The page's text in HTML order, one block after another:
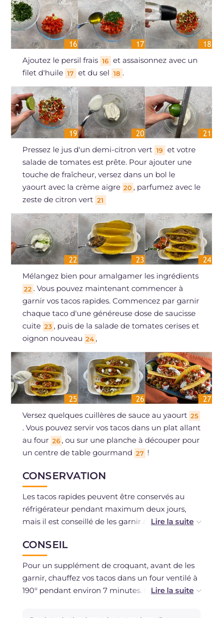
Ajoutez le persil frais 16 et assaisonnez avec un
filet d'huile 17 et du sel 18 .
Pressez le jus d'un demi-citron vert 19 et votre
salade de tomates est prête. Pour ajouter une
touche de fraîcheur, versez dans un bol le
yaourt avec la crème aigre 20 , parfumez avec le
zeste de citron vert 21
Mélangez bien pour amalgamer les ingrédients
22 . Vous pouvez maintenant commencer à
garnir vos tacos rapides. Commencez par garnir
chaque taco d'une généreuse dose de saucisse
cuite 23 , puis de la salade de tomates cerises et
oignon nouveau 24 ,
Versez quelques cuillères de sauce au yaourt 25
. Vous pouvez servir vos tacos dans un plat allant
au four 26 , ou sur une planche à découper pour
un centre de table gourmand 27 !
CONSERVATION
Les tacos rapides peuvent être conservés au
réfrigérateur pendant maximum deux jours,
mais il est conseillé de les garnir au moment
CONSEIL
Pour un supplément de croquant, avant de les
garnir, chauffez vos tacos dans un four ventilé à
190° pendant environ 7 minutes. Pour une
des courgettes, des carottes et des aubergines